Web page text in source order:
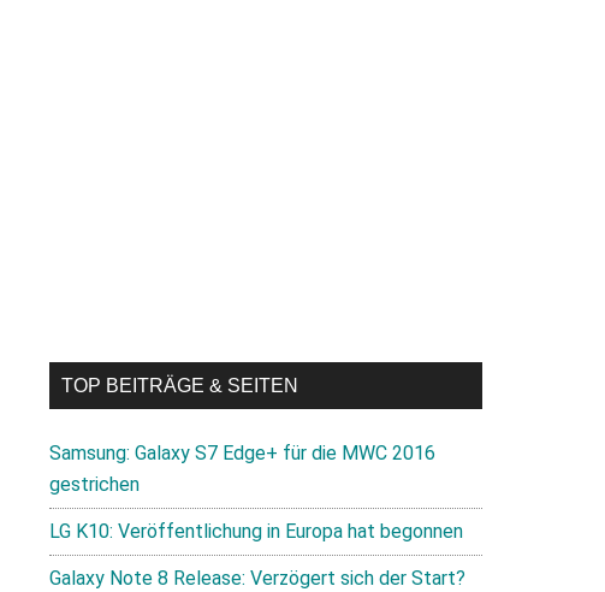
TOP BEITRÄGE & SEITEN
Samsung: Galaxy S7 Edge+ für die MWC 2016
gestrichen
LG K10: Veröffentlichung in Europa hat begonnen
Galaxy Note 8 Release: Verzögert sich der Start?